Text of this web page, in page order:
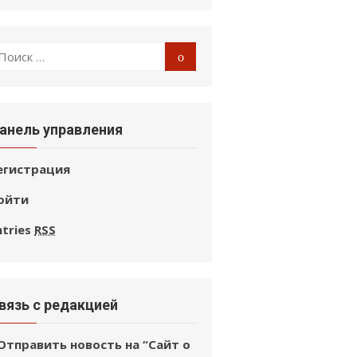
Поиск
управления
RSS
с редакцией
новость на “Сайт о